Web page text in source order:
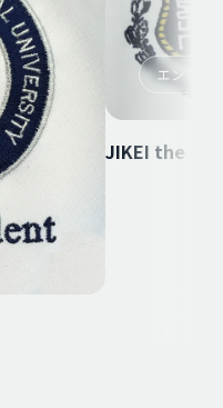
エンブレム
JIKEI the